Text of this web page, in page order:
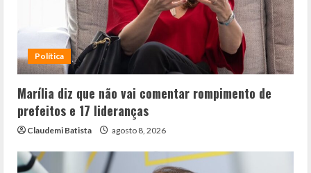
Política
Marília diz que não vai comentar rompimento de
prefeitos e 17 lideranças
Claudemi Batista agosto 8, 2026